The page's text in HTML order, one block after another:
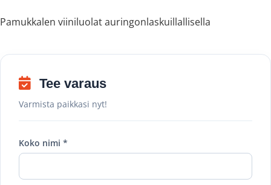
Pamukkalen viiniluolat auringonlaskuillallisella
Tee varaus
Varmista paikkasi nyt!
Koko nimi *